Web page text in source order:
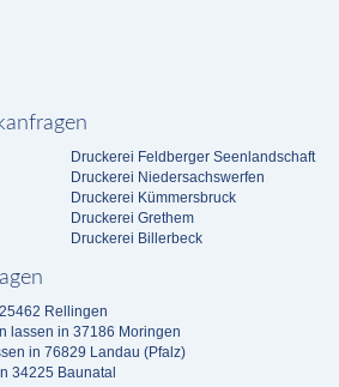
Druckerei Feldberger Seenlandschaft
Druckerei Niedersachswerfen
Druckerei Kümmersbruck
Druckerei Grethem
Druckerei Billerbeck
Rellingen
lassen in 37186 Moringen
in 76829 Landau (Pfalz)
34225 Baunatal